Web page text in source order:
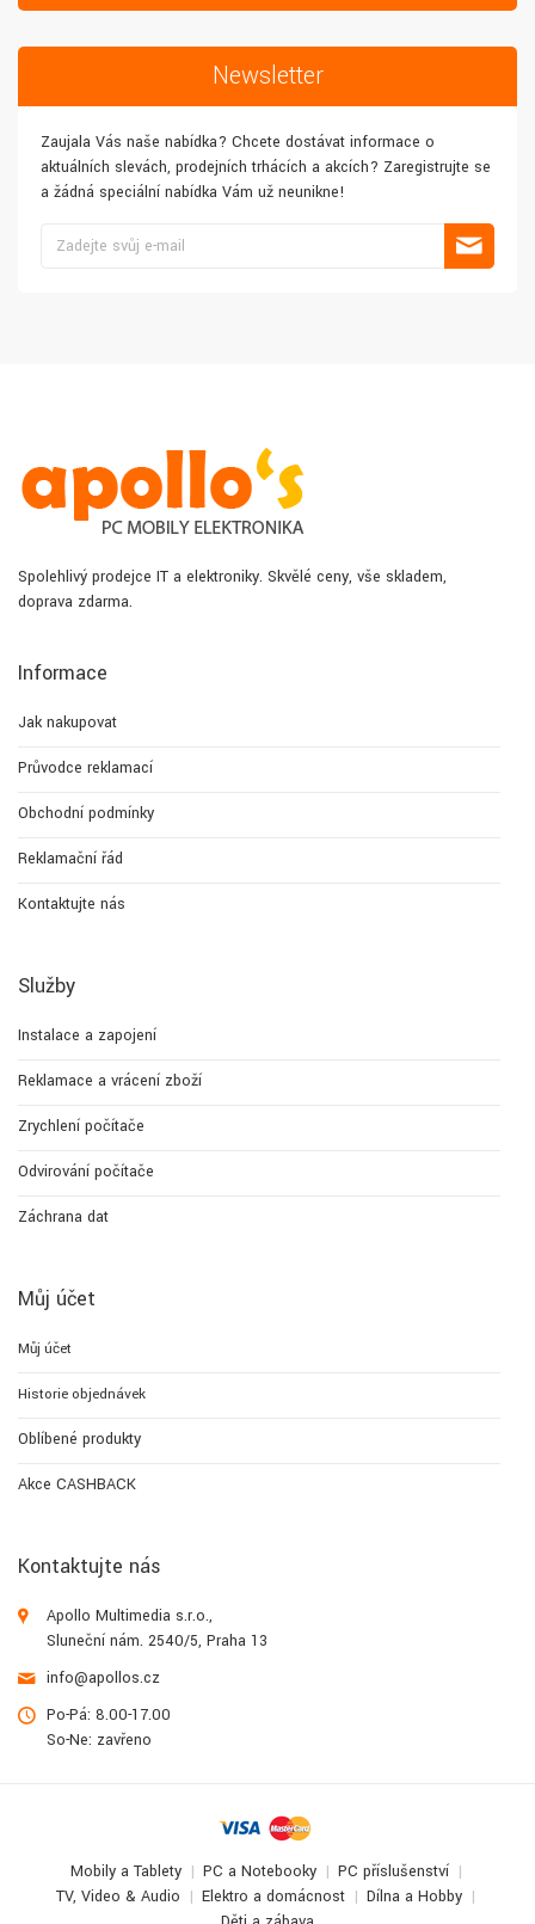
Newsletter
Zaujala Vás naše nabídka? Chcete dostávat informace o
aktuálních slevách, prodejních trhácích a akcích? Zaregistrujte se
a žádná speciální nabídka Vám už neunikne!
Spolehlivý prodejce IT a elektroniky. Skvělé ceny, vše skladem,
doprava zdarma.
Informace
Jak nakupovat
Průvodce reklamací
Obchodní podmínky
Reklamační řád
Kontaktujte nás
Služby
Instalace a zapojení
Reklamace a vrácení zboží
Zrychlení počítače
Odvirování počítače
Záchrana dat
Můj účet
Můj účet
Historie objednávek
Oblíbené produkty
Akce CASHBACK
Kontaktujte nás
Apollo Multimedia s.r.o.,
Sluneční nám. 2540/5, Praha 13
info@apollos.cz
Po-Pá: 8.00-17.00
So-Ne: zavřeno
Mobily a Tablety PC a Notebooky
PC příslušenství
TV, Video & Audio
Elektro a domácnost
Dílna a Hobby